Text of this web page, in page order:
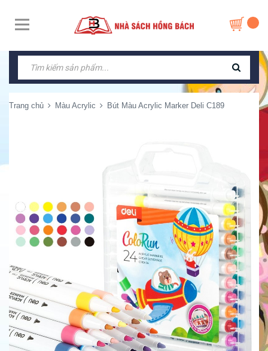
Trang chủ Màu Acrylic Bút Màu Acrylic Marker Deli C189